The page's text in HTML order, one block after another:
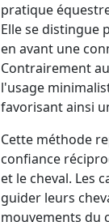
pratique
Elle se distingue
en avant une
Contrairement
l'usage
favorisant ainsi
Cette méthode
confiance
et le cheval. Les
guider leurs
mouvements du